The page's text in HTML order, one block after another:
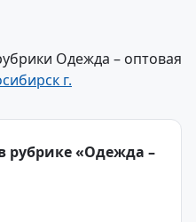
Одежда – оптовая
г.
рубрике «Одежда –